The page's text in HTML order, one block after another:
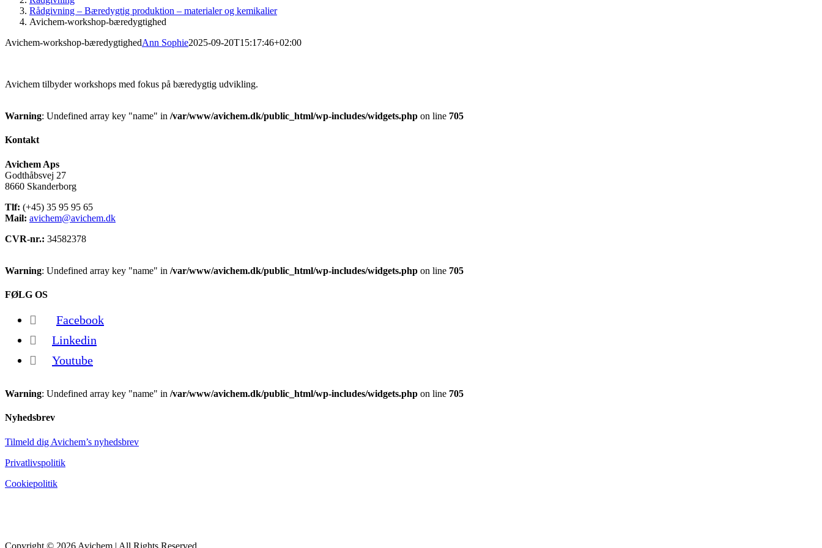
Rådgivning – Bæredygtig produktion – materialer og kemikalier
Avichem-workshop-bæredygtighed
Avichem-workshop-bæredygtighedAnn Sophie2025-09-20T15:17:46+02:00
Avichem tilbyder workshops med fokus på bæredygtig udvikling.
Warning: Undefined array key "name" in /var/www/avichem.dk/public_html/wp-includes/widgets.php on line 705
Kontakt
Avichem Aps
Godthåbsvej 27
8660 Skanderborg
Tlf: (+45) 35 95 95 65
Mail: avichem@avichem.dk
CVR-nr.: 34582378
Warning: Undefined array key "name" in /var/www/avichem.dk/public_html/wp-includes/widgets.php on line 705
FØLG OS
Facebook
Linkedin
Youtube
Warning: Undefined array key "name" in /var/www/avichem.dk/public_html/wp-includes/widgets.php on line 705
Nyhedsbrev
Tilmeld dig Avichem’s nyhedsbrev
Privatlivspolitik
Cookiepolitik
Copyright © 2026 Avichem | All Rights Reserved